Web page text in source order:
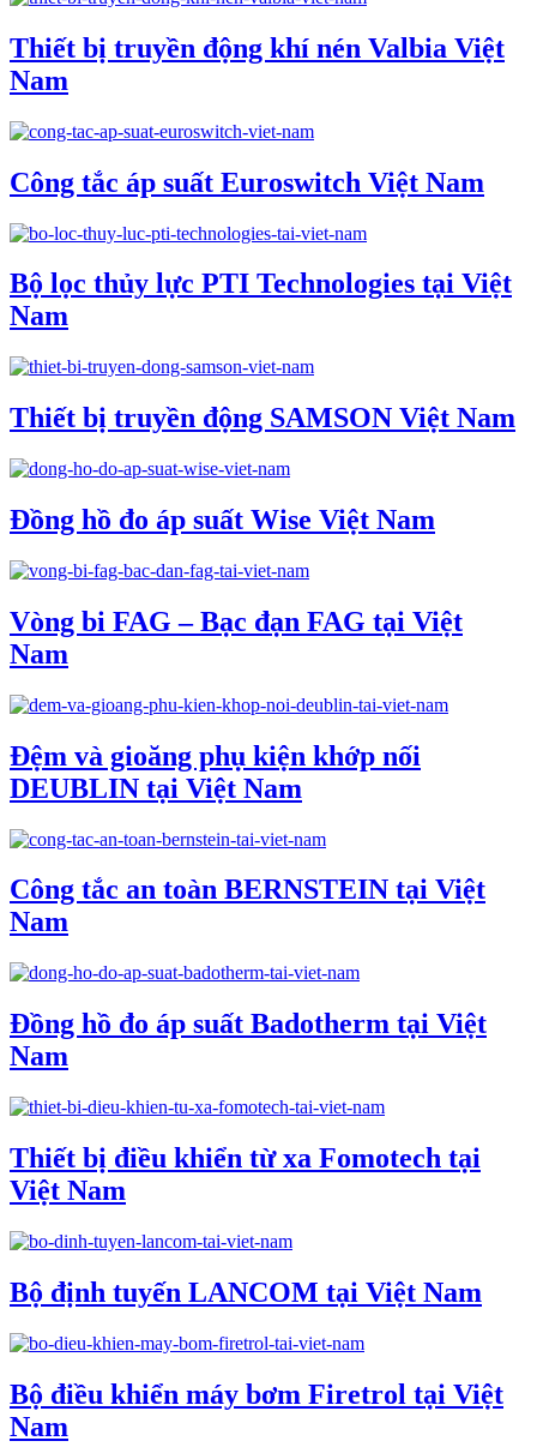
Thiết bị truyền động khí nén Valbia Việt
Nam
Công tắc áp suất Euroswitch Việt Nam
Bộ lọc thủy lực PTI Technologies tại Việt
Nam
Thiết bị truyền động SAMSON Việt Nam
Đồng hồ đo áp suất Wise Việt Nam
Vòng bi FAG – Bạc đạn FAG tại Việt
Nam
Đệm và gioăng phụ kiện khớp nối
DEUBLIN tại Việt Nam
Công tắc an toàn BERNSTEIN tại Việt
Nam
Đồng hồ đo áp suất Badotherm tại Việt
Nam
Thiết bị điều khiển từ xa Fomotech tại
Việt Nam
Bộ định tuyến LANCOM tại Việt Nam
Bộ điều khiển máy bơm Firetrol tại Việt
Nam